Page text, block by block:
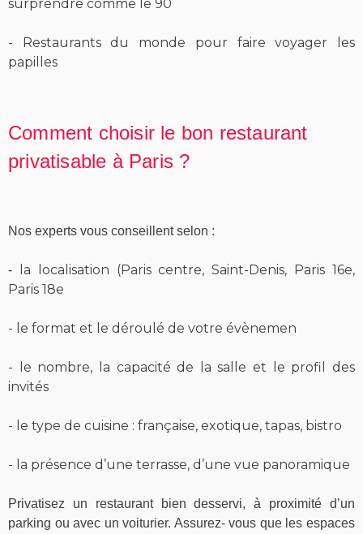
surprendre comme le 90
- Restaurants du monde pour faire voyager les
papilles
Comment choisir le bon restaurant
privatisable à Paris ?
Nos experts vous conseillent selon :
-
la localisation (Paris centre, Saint-Denis, Paris 16e,
Paris 18e
- le format et le déroulé de votre évènemen
- le nombre, la capacité de la salle et le profil des
invités
- le type de cuisine : française, exotique, tapas, bistro
- la présence d’une terrasse, d’une vue panoramique
Privatisez un restaurant bien desservi, à proximité d’un
parking ou avec un voiturier. Assurez- vous que les espaces